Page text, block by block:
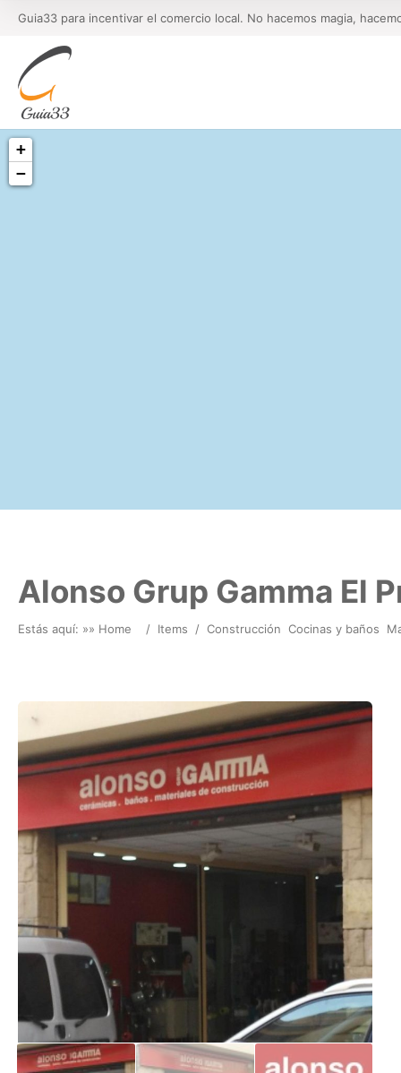
Guia33 para incentivar el comercio local. No hacemos magia,
+
−
Alonso Grup Gamma El
Estás aquí: »» Home / Items / Construcción Cocinas y baños